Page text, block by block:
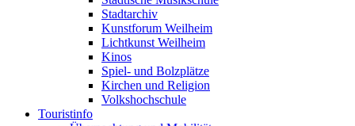
Stadtarchiv
Kunstforum Weilheim
Lichtkunst Weilheim
Kinos
Spiel- und Bolzplätze
Kirchen und Religion
Volkshochschule
Touristinfo